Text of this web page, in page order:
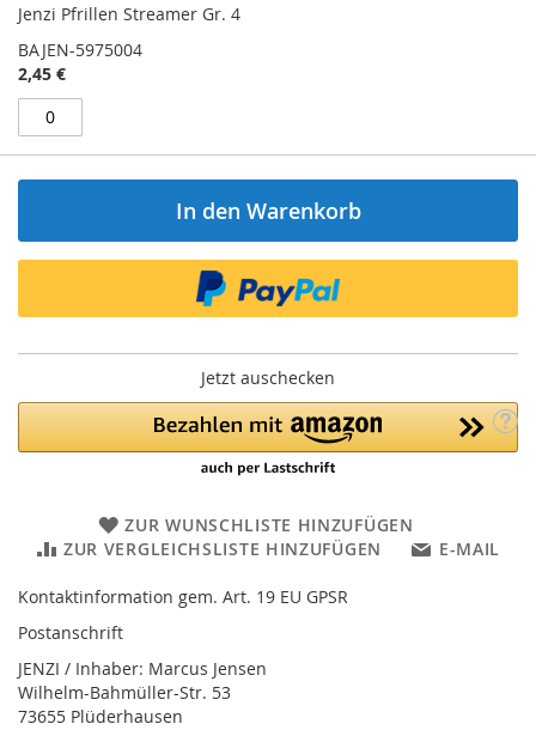
Jenzi Pfrillen Streamer Gr. 4
BAJEN-5975004
2,45 €
In den Warenkorb
Jetzt auschecken
ZUR WUNSCHLISTE HINZUFÜGEN
ZUR VERGLEICHSLISTE HINZUFÜGEN
E-MAIL
Kontaktinformation gem. Art. 19 EU GPSR
Postanschrift
JENZI / Inhaber: Marcus Jensen
Wilhelm-Bahmüller-Str. 53
73655 Plüderhausen